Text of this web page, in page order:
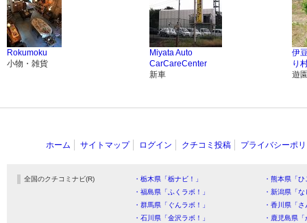
Rokumoku
小物・雑貨
Miyata Auto
CarCareCenter
新車
伊
り
遊
ホーム サイトマップ ログイン クチコミ投稿 プライバシーポ
全国のクチコミナビ(R) ・栃木県「栃ナビ！」
・熊本県「
・福島県「ふくラボ！」
・新潟県「
・群馬県「ぐんラボ！」
・香川県「
・石川県「金沢ラボ！」
・鹿児島県